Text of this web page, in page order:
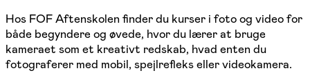
Hos FOF Aftenskolen finder du kurser i foto og video for
både begyndere og øvede, hvor du lærer at bruge
kameraet som et kreativt redskab, hvad enten du
fotograferer med mobil, spejlrefleks eller videokamera.